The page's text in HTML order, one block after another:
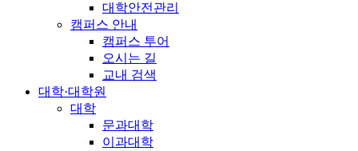
대학안전관리
캠퍼스 안내
캠퍼스 투어
오시는 길
교내 검색
대학·대학원
대학
문과대학
이과대학